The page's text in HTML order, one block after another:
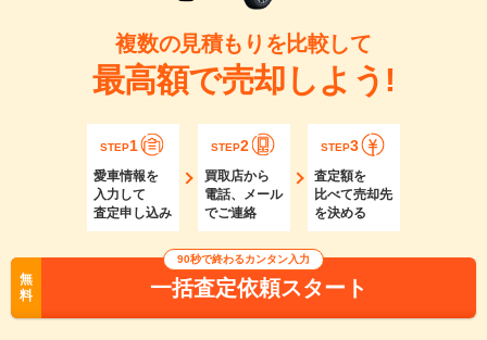
複数の見積もりを比較して
最高額で売却しよう!
STEP1
愛車情報を
入力して
査定申し込み
STEP2
買取店から
電話、メール
でご連絡
STEP3
査定額を
比べて売却先
を決める
無
料
90秒で終わるカンタン入力
一括査定依頼スタート